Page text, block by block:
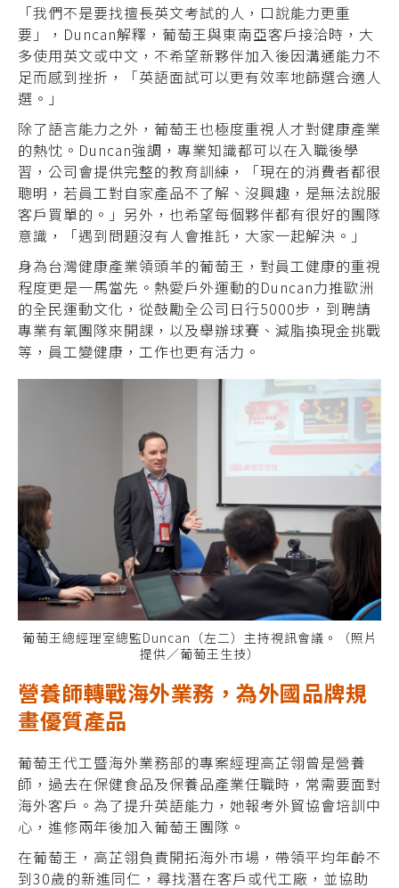
「我們不是要找擅長英文考試的人，口說能力更重
要」，Duncan解釋，葡萄王與東南亞客戶接洽時，大
多使用英文或中文，不希望新夥伴加入後因溝通能力不
足而感到挫折，「英語面試可以更有效率地篩選合適人
選。」
除了語言能力之外，葡萄王也極度重視人才對健康產業
的熱忱。Duncan強調，專業知識都可以在入職後學
習，公司會提供完整的教育訓練，「現在的消費者都很
聰明，若員工對自家產品不了解、沒興趣，是無法說服
客戶買單的。」另外，也希望每個夥伴都有很好的團隊
意識，「遇到問題沒有人會推託，大家一起解決。」
身為台灣健康產業領頭羊的葡萄王，對員工健康的重視
程度更是一馬當先。熱愛戶外運動的Duncan力推歐洲
的全民運動文化，從鼓勵全公司日行5000步，到聘請
專業有氧團隊來開課，以及舉辦球賽、減脂換現金挑戰
等，員工變健康，工作也更有活力。
葡萄王總經理室總監Duncan（左二）主持視訊會議。（照片
提供／葡萄王生技）
營養師轉戰海外業務，為外國品牌規
畫優質產品
葡萄王代工暨海外業務部的專案經理高芷翎曾是營養
師，過去在保健食品及保養品產業任職時，常需要面對
海外客戶。為了提升英語能力，她報考外貿協會培訓中
心，進修兩年後加入葡萄王團隊。
在葡萄王，高芷翎負責開拓海外市場，帶領平均年齡不
到30歲的新進同仁，尋找潛在客戶或代工廠，並協助